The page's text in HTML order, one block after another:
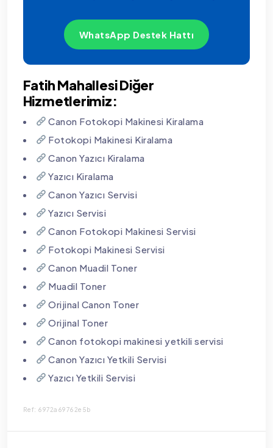
WhatsApp Destek Hattı
Fatih Mahallesi Diğer
Hizmetlerimiz:
Canon Fotokopi Makinesi Kiralama
Fotokopi Makinesi Kiralama
Canon Yazıcı Kiralama
Yazıcı Kiralama
Canon Yazıcı Servisi
Yazıcı Servisi
Canon Fotokopi Makinesi Servisi
Fotokopi Makinesi Servisi
Canon Muadil Toner
Muadil Toner
Orijinal Canon Toner
Orijinal Toner
Canon fotokopi makinesi yetkili servisi
Canon Yazıcı Yetkili Servisi
Yazıcı Yetkili Servisi
Ref: 6972a69762e5b